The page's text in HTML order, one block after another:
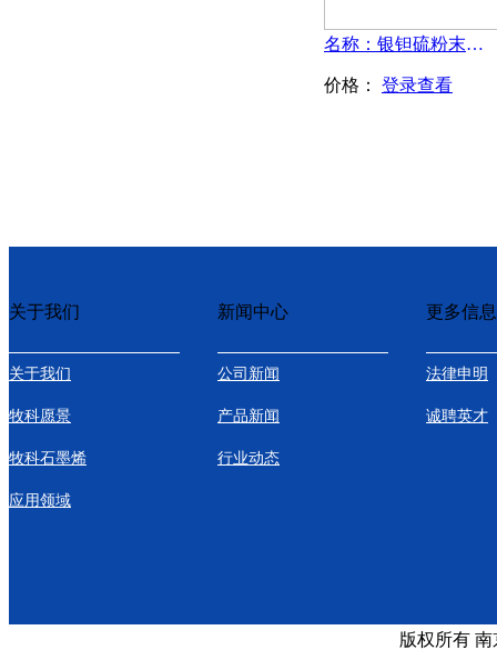
名称：银钽硫粉末-AgTaS3
价格： 登录查看
关于我们 新闻中心 更多信息
关于我们
牧科愿景
牧科石墨烯
应用领域
公司新闻
产品新闻
行业动态
法律申明
诚聘英才
版权所有